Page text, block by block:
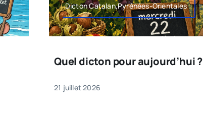
Dicton Catalan,Pyrénées-Orientales
Quel dicton pour aujourd’hui ?
21 juillet 2026